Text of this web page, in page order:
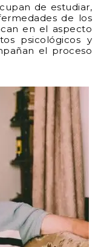
de estudiar,
de los
en el aspecto
psicológicos y
el proceso